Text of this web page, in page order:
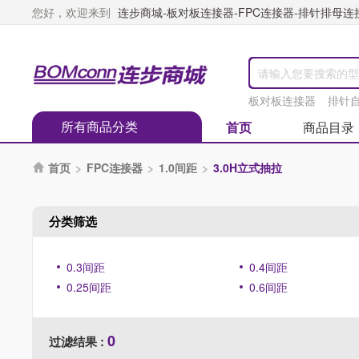
您好，欢迎来到 连步商城-板对板连接器-FPC连接器-排针排母
板对板连接器 排针
所有商品分类 首页 商品目录
 首页 > FPC连接器 > 1.0间距 > 3.0H立式抽拉
分类筛选
0.3间距
0.4间距
0.25间距
0.6间距
过滤结果 : 0